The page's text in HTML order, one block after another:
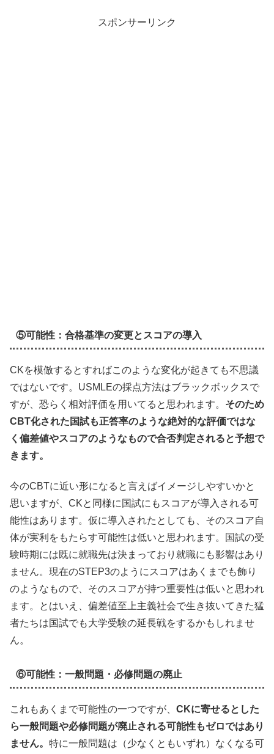
スポンサーリンク
⑤可能性：合格基準の変更とスコアの導入
CKを模倣するとすればこのような変化が起きても不思議
ではないです。USMLEの採点方法はブラックボックスで
すが、恐らく相対評価を用いてると思われます。 そのため
CBT化された国試も正答率のような絶対的な評価ではな
く偏差値やスコアのようなもので合否判定されると予想で
きます。
今のCBTに近い形になると言えばイメージしやすいかと
思いますが、CKと同様に国試にもスコアが導入される可
能性はあります。仮に導入されたとしても、そのスコア自
体が実利をもたらす可能性は低いと思われます。国試の受
験時期には既に就職先は決まっており就職にも影響はあり
ません。現在のSTEP3のようにスコアはあくまでも飾り
のようなもので、そのスコアが持つ重要性は低いと思われ
ます。とはいえ、偏差値至上主義社会で生き抜いてきた猛
者たちは国試でも大学受験の延長戦をするかもしれませ
ん。
⑥可能性：一般問題・必修問題の廃止
これもあくまで可能性の一つですが、 CKに寄せるとした
ら一般問題や必修問題が廃止される可能性もゼロではあり
ません。 特に一般問題は（少なくともいずれ）なくなる可